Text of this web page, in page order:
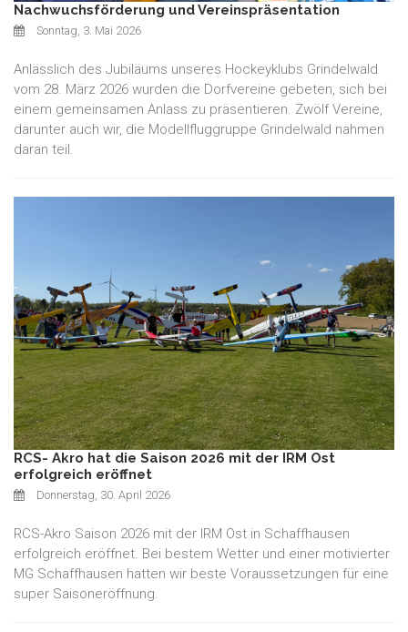
Nachwuchsförderung und Vereinspräsentation
Sonntag, 3. Mai 2026
Anlässlich des Jubiläums unseres Hockeyklubs Grindelwald
vom 28. März 2026 wurden die Dorfvereine gebeten, sich bei
einem gemeinsamen Anlass zu präsentieren. Zwölf Vereine,
darunter auch wir, die Modellfluggruppe Grindelwald nahmen
daran teil.
RCS- Akro hat die Saison 2026 mit der IRM Ost
erfolgreich eröffnet
Donnerstag, 30. April 2026
RCS-Akro Saison 2026 mit der IRM Ost in Schaffhausen
erfolgreich eröffnet. Bei bestem Wetter und einer motivierter
MG Schaffhausen hatten wir beste Voraussetzungen für eine
super Saisoneröffnung.